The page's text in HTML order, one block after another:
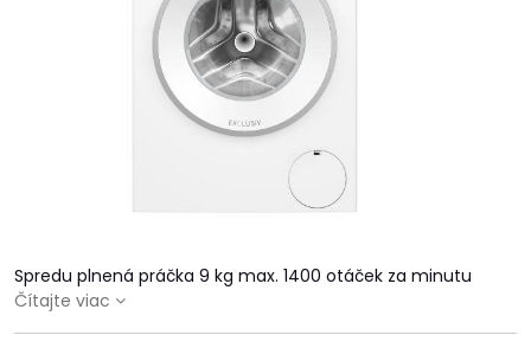
Spredu plnená práčka 9 kg max. 1400 otáček za minutu
Čítajte viac